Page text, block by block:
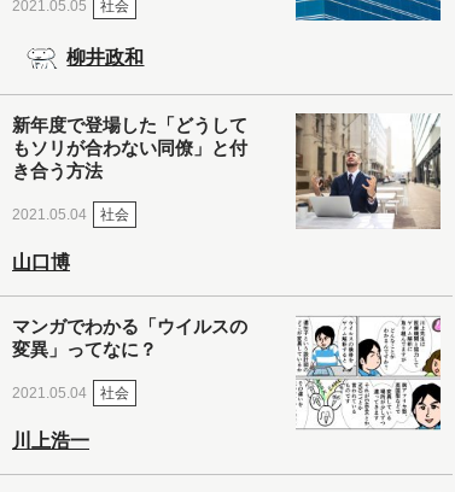
2021.05.05 社会
柳井政和
新年度で登場した「どうして
もソリが合わない同僚」と付
き合う方法
2021.05.04 社会
山口博
マンガでわかる「ウイルスの
変異」ってなに？
2021.05.04 社会
川上浩一